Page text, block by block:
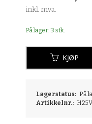
inkl. mva.
På lager: 3 stk.
KJØP
Lagerstatus: På
Artikkelnr.: